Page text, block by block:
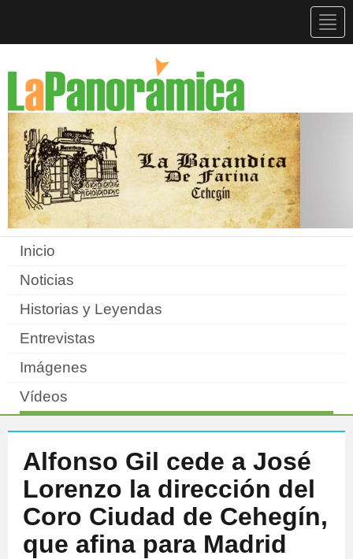
Inicio
Noticias
Historias y Leyendas
Entrevistas
Imágenes
Vídeos
Alfonso Gil cede a José
Lorenzo la dirección del
Coro Ciudad de Cehegín,
que afina para Madrid